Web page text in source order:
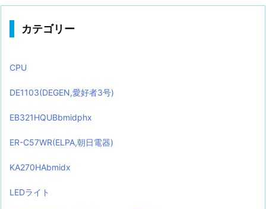
カテゴリー
CPU
DE1103(DEGEN,愛好者3号)
EB321HQUBbmidphx
ER-C57WR(ELPA,朝日電器)
KA270HAbmidx
LEDライト